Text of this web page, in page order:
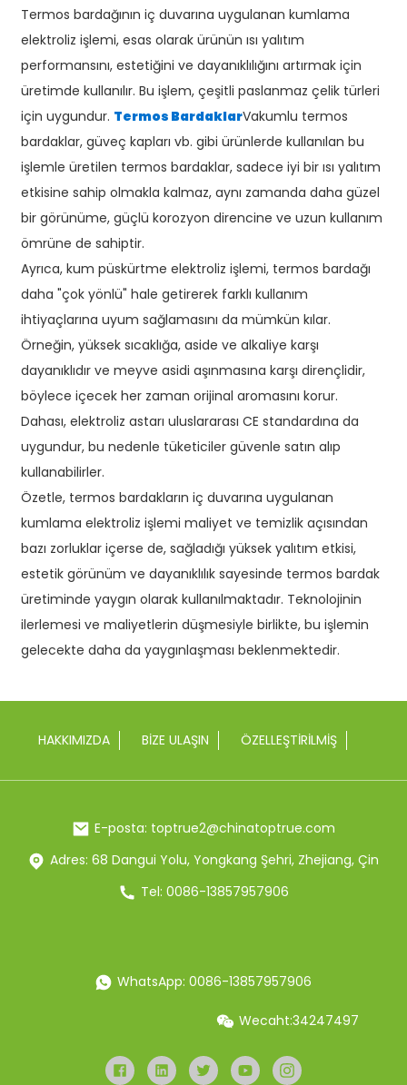
Termos bardağının iç duvarına uygulanan kumlama
elektroliz işlemi, esas olarak ürünün ısı yalıtım
performansını, estetiğini ve dayanıklılığını artırmak için
üretimde kullanılır. Bu işlem, çeşitli paslanmaz çelik türleri
için uygundur. Termos BardaklarVakumlu termos
bardaklar, güveç kapları vb. gibi ürünlerde kullanılan bu
işlemle üretilen termos bardaklar, sadece iyi bir ısı yalıtım
etkisine sahip olmakla kalmaz, aynı zamanda daha güzel
bir görünüme, güçlü korozyon direncine ve uzun kullanım
ömrüne de sahiptir.
Ayrıca, kum püskürtme elektroliz işlemi, termos bardağı
daha "çok yönlü" hale getirerek farklı kullanım
ihtiyaçlarına uyum sağlamasını da mümkün kılar.
Örneğin, yüksek sıcaklığa, aside ve alkaliye karşı
dayanıklıdır ve meyve asidi aşınmasına karşı dirençlidir,
böylece içecek her zaman orijinal aromasını korur.
Dahası, elektroliz astarı uluslararası CE standardına da
uygundur, bu nedenle tüketiciler güvenle satın alıp
kullanabilirler.
Özetle, termos bardakların iç duvarına uygulanan
kumlama elektroliz işlemi maliyet ve temizlik açısından
bazı zorluklar içerse de, sağladığı yüksek yalıtım etkisi,
estetik görünüm ve dayanıklılık sayesinde termos bardak
üretiminde yaygın olarak kullanılmaktadır. Teknolojinin
ilerlemesi ve maliyetlerin düşmesiyle birlikte, bu işlemin
gelecekte daha da yaygınlaşması beklenmektedir.
HAKKIMIZDA BIZE ULAŞIN ÖZELLEŞTIRILMIŞ
E-posta: toptrue2@chinatoptrue.com
Adres: 68 Dangui Yolu, Yongkang Şehri, Zhejiang, Çin
Tel: 0086-13857957906
WhatsApp: 0086-13857957906
Wecaht:34247497